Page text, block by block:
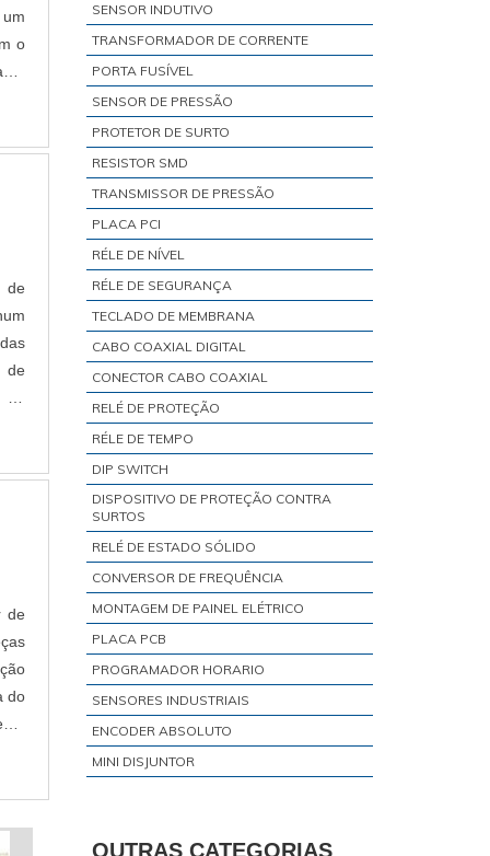
o
de
de
de
do
SENSOR INDUTIVO
TRANSFORMADOR DE CORRENTE
PORTA FUSÍVEL
SENSOR DE PRESSÃO
PROTETOR DE SURTO
RESISTOR SMD
TRANSMISSOR DE PRESSÃO
PLACA PCI
RÉLE DE NÍVEL
RÉLE DE SEGURANÇA
TECLADO DE MEMBRANA
CABO COAXIAL DIGITAL
CONECTOR CABO COAXIAL
RELÉ DE PROTEÇÃO
RÉLE DE TEMPO
DIP SWITCH
DISPOSITIVO DE PROTEÇÃO CONTRA
SURTOS
RELÉ DE ESTADO SÓLIDO
CONVERSOR DE FREQUÊNCIA
MONTAGEM DE PAINEL ELÉTRICO
PLACA PCB
PROGRAMADOR HORARIO
SENSORES INDUSTRIAIS
ENCODER ABSOLUTO
MINI DISJUNTOR
OUTRAS CATEGORIAS